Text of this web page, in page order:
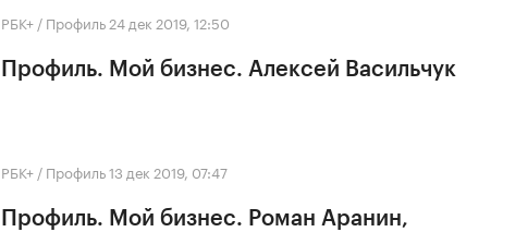
РБК+ / Профиль 24 дек 2019, 12:50
Профиль. Мой бизнес. Алексей Васильчук
РБК+ / Профиль13 дек 2019, 07:47
Профиль. Мой бизнес. Роман Аранин,